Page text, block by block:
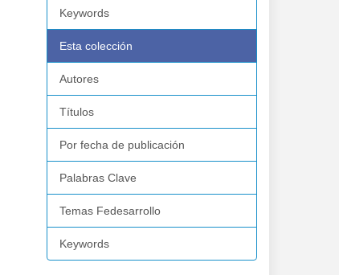
Keywords
Esta colección
Autores
Títulos
Por fecha de publicación
Palabras Clave
Temas Fedesarrollo
Keywords